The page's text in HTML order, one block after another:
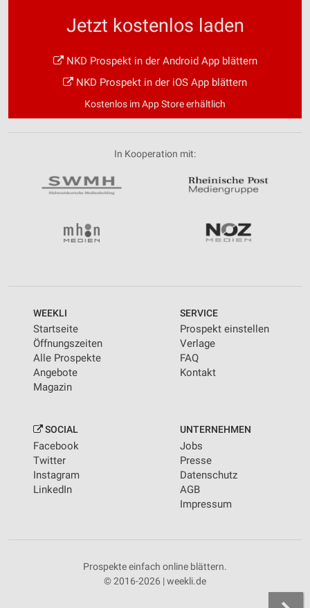
Jetzt kostenlos laden
NKD Prospekt in der Android App blättern
NKD Prospekt in der iOS App blättern
Kostenlos im App Store erhältlich
In Kooperation mit:
WEEKLI
Startseite
Öffnungszeiten
Alle Prospekte
Angebote
Magazin
SERVICE
Prospekt einstellen
Verlage
FAQ
Kontakt
SOCIAL
Facebook
Twitter
Instagram
LinkedIn
UNTERNEHMEN
Jobs
Presse
Datenschutz
AGB
Impressum
Prospekte einfach online blättern.
© 2016-2026 | weekli.de